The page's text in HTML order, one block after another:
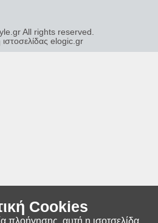
Cookies
πλοήγησης, αυτή η ισοτσελίδα
All rights reserved.
ιστοσελίδας elogic.gr